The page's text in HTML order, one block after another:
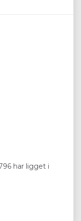
har ligget i